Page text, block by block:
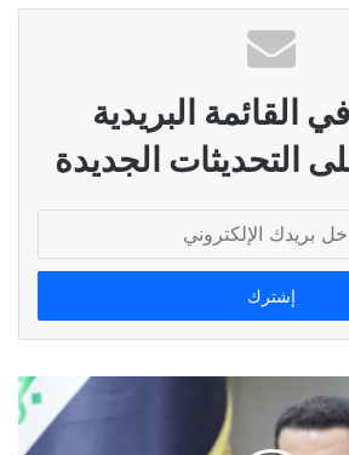
القائمة البريدية
التحديثات الجديدة